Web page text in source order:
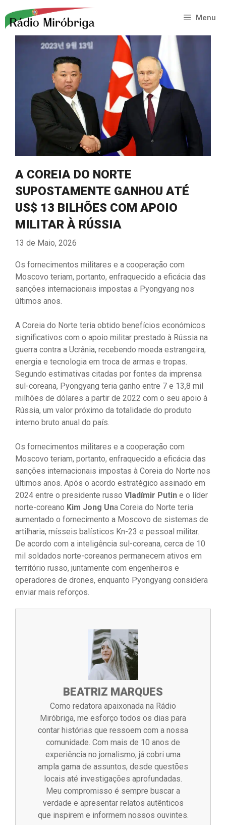
para
Menu
A COREIA DO NORTE
SUPOSTAMENTE GANHOU ATÉ
US$ 13 BILHÕES COM APOIO
MILITAR À RÚSSIA
13 de Maio, 2026
Os fornecimentos militares e a cooperação com
Moscovo teriam, portanto, enfraquecido a eficácia das
sanções internacionais impostas a Pyongyang nos
últimos anos.
A Coreia do Norte teria obtido benefícios económicos
significativos com o apoio militar prestado à Rússia na
guerra contra a Ucrânia, recebendo moeda estrangeira,
energia e tecnologia em troca de armas e tropas.
Segundo estimativas citadas por fontes da imprensa
sul-coreana, Pyongyang teria ganho entre 7 e 13,8 mil
milhões de dólares a partir de 2022 com o seu apoio à
Rússia, um valor próximo da totalidade do produto
interno bruto anual do país.
Os fornecimentos militares e a cooperação com
Moscovo teriam, portanto, enfraquecido a eficácia das
sanções internacionais impostas à Coreia do Norte nos
últimos anos. Após o acordo estratégico assinado em
2024 entre o presidente russo Vladímir Putin e o líder
norte-coreano Kim Jong Una Coreia do Norte teria
aumentado o fornecimento a Moscovo de sistemas de
artilharia, mísseis balísticos Kn-23 e pessoal militar.
De acordo com a inteligência sul-coreana, cerca de 10
mil soldados norte-coreanos permanecem ativos em
território russo, juntamente com engenheiros e
operadores de drones, enquanto Pyongyang considera
enviar mais reforços.
BEATRIZ MARQUES
Como redatora apaixonada na Rádio
Miróbriga, me esforço todos os dias para
contar histórias que ressoem com a nossa
comunidade. Com mais de 10 anos de
experiência no jornalismo, já cobri uma
ampla gama de assuntos, desde questões
locais até investigações aprofundadas.
Meu compromisso é sempre buscar a
verdade e apresentar relatos autênticos
que inspirem e informem nossos ouvintes.